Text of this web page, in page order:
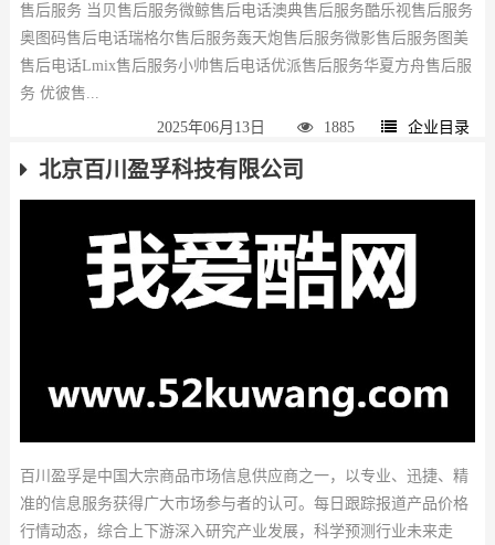
售后服务 当贝售后服务微鲸售后电话澳典售后服务酷乐视售后服务
奥图码售后电话瑞格尔售后服务轰天炮售后服务微影售后服务图美
售后电话Lmix售后服务小帅售后电话优派售后服务华夏方舟售后服
务 优彼售...
2025年06月13日 1885 企业目录
北京百川盈孚科技有限公司
百川盈孚是中国大宗商品市场信息供应商之一，以专业、迅捷、精
准的信息服务获得广大市场参与者的认可。每日跟踪报道产品价格
行情动态，综合上下游深入研究产业发展，科学预测行业未来走